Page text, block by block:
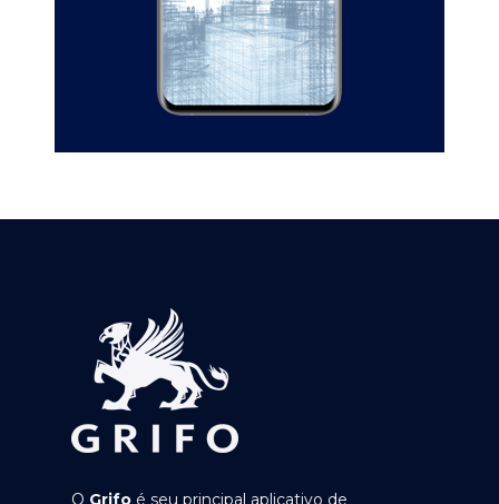
O Grifo é seu principal aplicativo de